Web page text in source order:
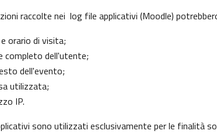
raccolte nei log file applicativi (Moodle)
orario di visita;
completo dell'utente;
dell'evento;
utilizzata;
IP.
sono utilizzati esclusivamente per le finalità